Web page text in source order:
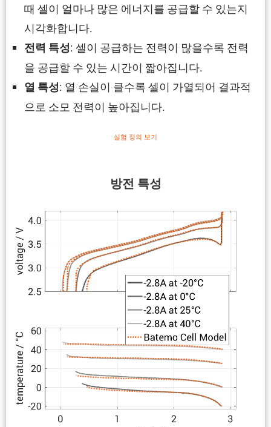
방전 특성
때 셀이 얼마나 많은 에너지를 공급할 수 있는지
시각화합니다.
전력 특성: 셀이 공급하는 전력이 많을수록 전력
을 공급할 수 있는 시간이 짧아집니다.
열 특성: 열 손실이 클수록 셀이 가열되어 결과적
으로 소모 전력이 높아집니다.
실험 정의 보기